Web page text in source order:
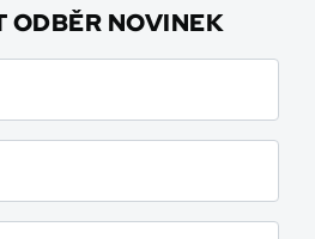
ODBĚR NOVINEK